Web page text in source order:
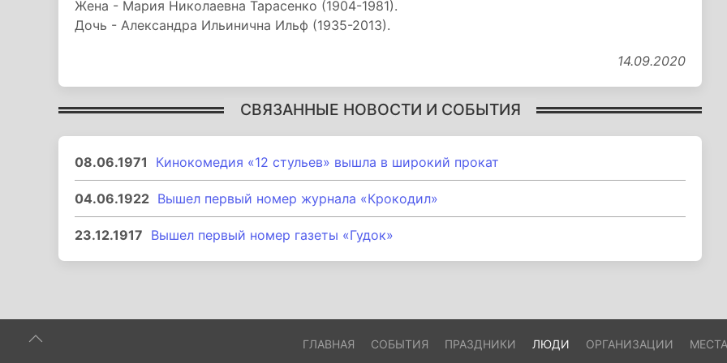
Жена - Мария Николаевна Тарасенко (1904-1981).
Дочь - Александра Ильинична Ильф (1935-2013).
14.09.2020
СВЯЗАННЫЕ НОВОСТИ И СОБЫТИЯ
08.06.1971 Кинокомедия «12 стульев» вышла в широкий прокат
04.06.1922 Вышел первый номер журнала «Крокодил»
23.12.1917 Вышел первый номер газеты «Гудок»
ГЛАВНАЯ СОБЫТИЯ ПРАЗДНИКИ ЛЮДИ ОРГАНИЗАЦИИ МЕСТА